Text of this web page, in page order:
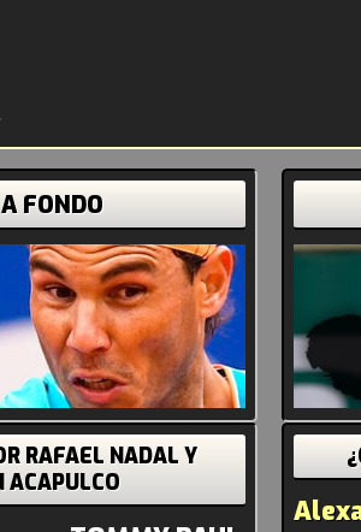
FONDO
RAFAEL NADAL Y
ACAPULCO